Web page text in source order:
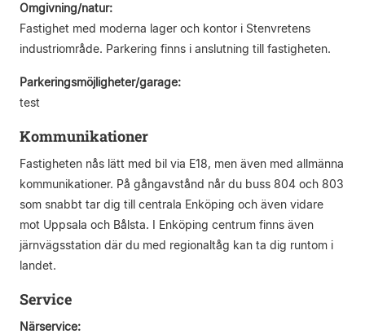
Omgivning/natur:
Fastighet med moderna lager och kontor i Stenvretens
industriområde. Parkering finns i anslutning till fastigheten.
Parkeringsmöjligheter/garage:
test
Kommunikationer
Fastigheten nås lätt med bil via E18, men även med allmänna
kommunikationer. På gångavstånd når du buss 804 och 803
som snabbt tar dig till centrala Enköping och även vidare
mot Uppsala och Bålsta. I Enköping centrum finns även
järnvägsstation där du med regionaltåg kan ta dig runtom i
landet.
Service
Närservice: